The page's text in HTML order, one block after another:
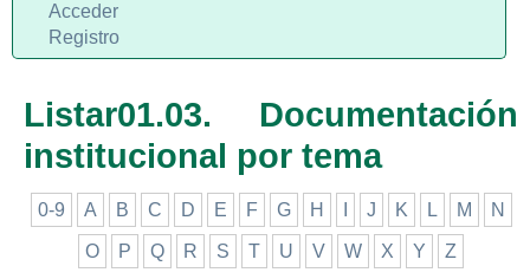
Listar01.03. Documentación
institucional por tema
0-9 A B C D E F G H J K L M N
O P Q R S T U V W X Y Z
Acceder
Registro